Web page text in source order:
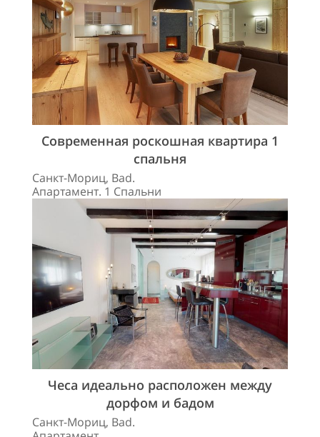
Современная роскошная квартира 1
спальня
Санкт-Мориц, Bad.
Апартамент. 1 Спальни
Чеса идеально расположен между
дорфом и бадом
Санкт-Мориц, Bad.